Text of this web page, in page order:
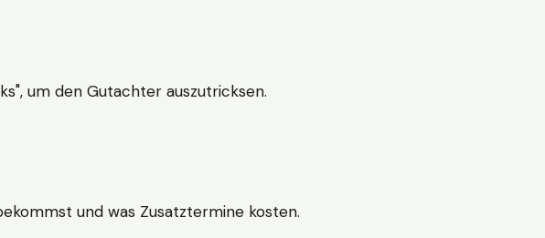
um den Gutachter auszutricksen.
und was Zusatztermine kosten.